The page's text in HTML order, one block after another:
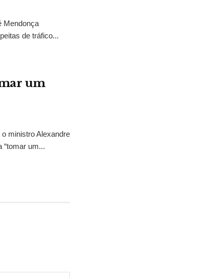
Mendonça
de tráfico...
um
ministro Alexandre
“tomar um...